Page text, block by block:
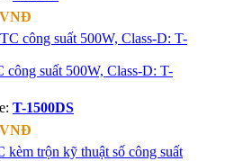
VNĐ
suất 500W, Class-D: T-
T-1500DS
VNĐ